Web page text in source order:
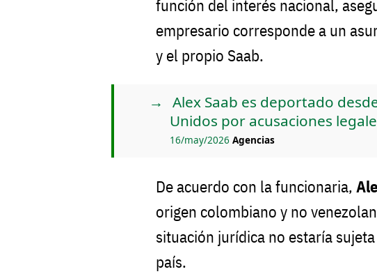
función del interés nacional,
empresario corresponde a un
y el propio Saab.
Alex Saab es deportado
Unidos por acusaciones
16/may/2026 Agencias
De acuerdo con la funcionaria,
origen colombiano y no
situación jurídica no estaría
país.